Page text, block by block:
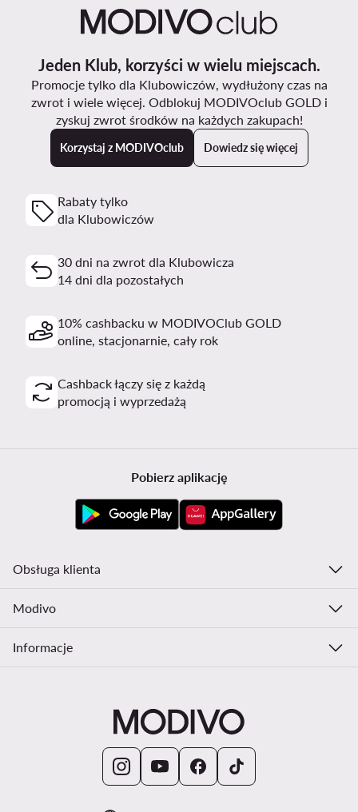
Jeden Klub, korzyści w wielu miejscach.
Promocje tylko dla Klubowiczów, wydłużony czas na
zwrot i wiele więcej. Odblokuj MODIVOclub GOLD i
zyskuj zwrot środków na każdych zakupach!
Korzystaj z MODIVOclub Dowiedz się więcej
Rabaty tylko
dla Klubowiczów
30 dni na zwrot dla Klubowicza
14 dni dla pozostałych
10% cashbacku w MODIVOClub GOLD
online, stacjonarnie, cały rok
Cashback łączy się z każdą
promocją i wyprzedażą
Pobierz aplikację
Obsługa klienta
Modivo
Informacje